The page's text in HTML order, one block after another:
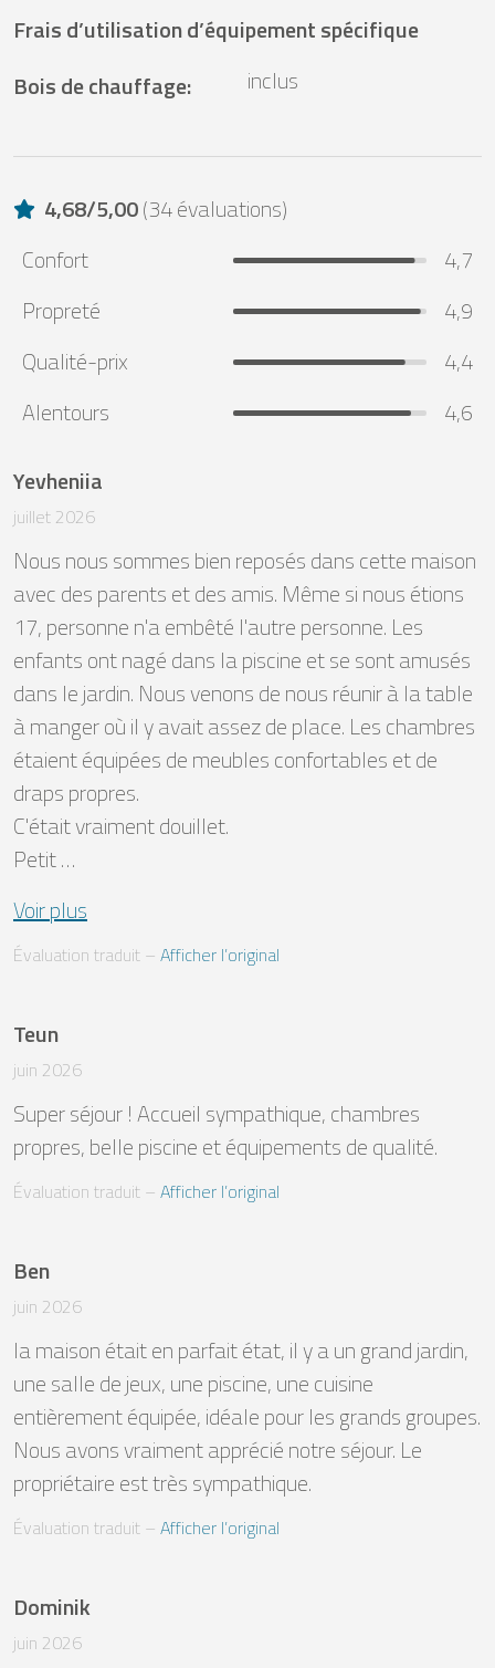
Frais d’utilisation d’équipement spécifique
Bois de chauffage: inclus
4,68/5,00(34 évaluations)
Confort
4,7
Propreté
4,9
Qualité-prix
4,4
Alentours
4,6
Yevheniia
juillet 2026
Nous nous sommes bien reposés dans cette maison
avec des parents et des amis. Même si nous étions
17, personne n'a embêté l'autre personne. Les
enfants ont nagé dans la piscine et se sont amusés
dans le jardin. Nous venons de nous réunir à la table
à manger où il y avait assez de place. Les chambres
étaient équipées de meubles confortables et de
draps propres.
C'était vraiment douillet.
Petit …
Voir plus
Évaluation traduit – Afficher l’original
Teun
juin 2026
Super séjour ! Accueil sympathique, chambres
propres, belle piscine et équipements de qualité.
Évaluation traduit – Afficher l’original
Ben
juin 2026
la maison était en parfait état, il y a un grand jardin,
une salle de jeux, une piscine, une cuisine
entièrement équipée, idéale pour les grands groupes.
Nous avons vraiment apprécié notre séjour. Le
propriétaire est très sympathique.
Évaluation traduit – Afficher l’original
Dominik
juin 2026